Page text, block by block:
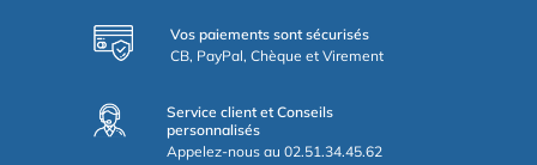
Vos paiements sont sécurisés
CB, PayPal, Chèque et Virement
Service client et Conseils
personnalisés
Appelez-nous au 02.51.34.45.62